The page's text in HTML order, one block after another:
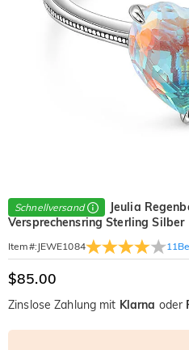
Schnellversand
Jeulia
Versprechensring Sterling Silber
Item#: JEWE1084 11
$85.00
Zinslose Zahlung mit Klarna oder